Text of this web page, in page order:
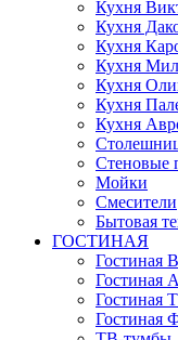
Кухня
Кухня
Кухня
Кухня
Кухня
Кухня
Кухня
Стеновые
Мойки
Смесители
Бытовая
ГОСТИНАЯ
Гостиная
Гостиная
Гостиная
Гостиная